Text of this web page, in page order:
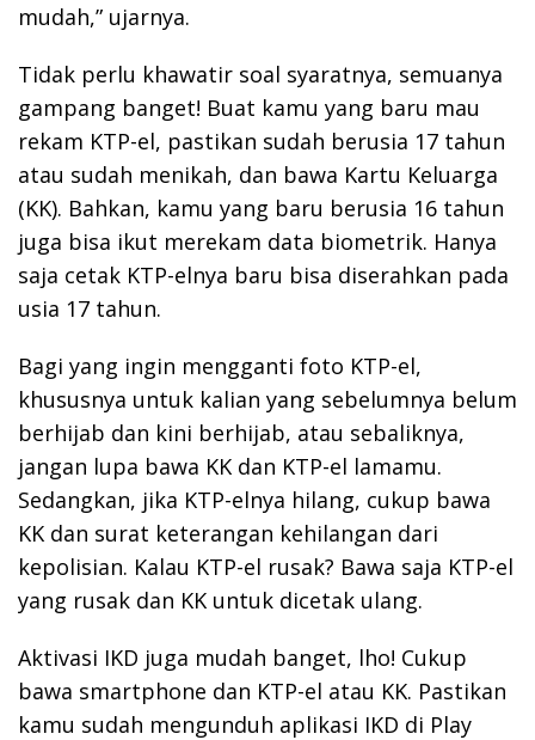
mudah,” ujarnya.
Tidak perlu khawatir soal syaratnya, semuanya
gampang banget! Buat kamu yang baru mau
rekam KTP-el, pastikan sudah berusia 17 tahun
atau sudah menikah, dan bawa Kartu Keluarga
(KK). Bahkan, kamu yang baru berusia 16 tahun
juga bisa ikut merekam data biometrik. Hanya
saja cetak KTP-elnya baru bisa diserahkan pada
usia 17 tahun.
Bagi yang ingin mengganti foto KTP-el,
khususnya untuk kalian yang sebelumnya belum
berhijab dan kini berhijab, atau sebaliknya,
jangan lupa bawa KK dan KTP-el lamamu.
Sedangkan, jika KTP-elnya hilang, cukup bawa
KK dan surat keterangan kehilangan dari
kepolisian. Kalau KTP-el rusak? Bawa saja KTP-el
yang rusak dan KK untuk dicetak ulang.
Aktivasi IKD juga mudah banget, lho! Cukup
bawa smartphone dan KTP-el atau KK. Pastikan
kamu sudah mengunduh aplikasi IKD di Play